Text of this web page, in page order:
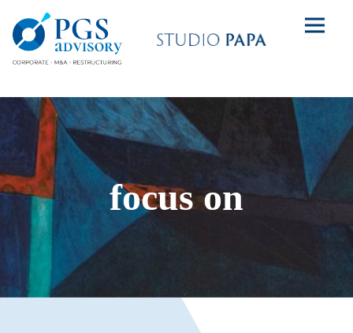
focus on